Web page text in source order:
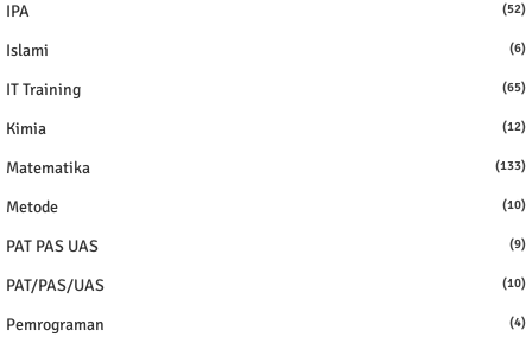
IPA (52)
Islami (6)
IT Training (65)
Kimia (12)
Matematika (133)
Metode (10)
PAT PAS UAS (9)
PAT/PAS/UAS (10)
Pemrograman (4)